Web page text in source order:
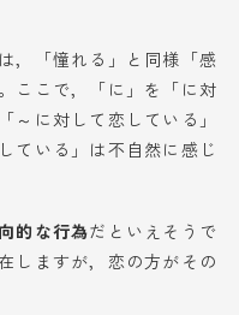
，「憧れる」と同様「感
ここで，「に」を「に対
～に対して恋している」
ている」は不自然に感じ
的な行為だといえそうで
しますが，恋の方がその